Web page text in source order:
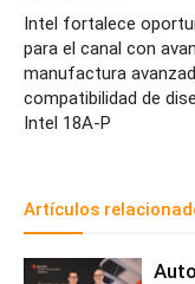
Intel fortalece
para el canal con
manufactura
compatibilidad de
Intel 18A-P
Artículos